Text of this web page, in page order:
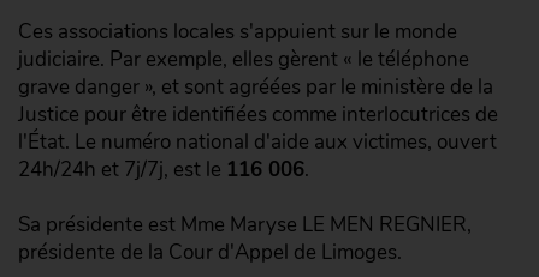
Ces associations locales s'appuient sur le monde
judiciaire. Par exemple, elles gèrent « le téléphone
grave danger », et sont agréées par le ministère de la
Justice pour être identifiées comme interlocutrices de
l'État. Le numéro national d'aide aux victimes, ouvert
24h/24h et 7j/7j, est le 116 006.
Sa présidente est Mme Maryse LE MEN REGNIER,
présidente de la Cour d'Appel de Limoges.